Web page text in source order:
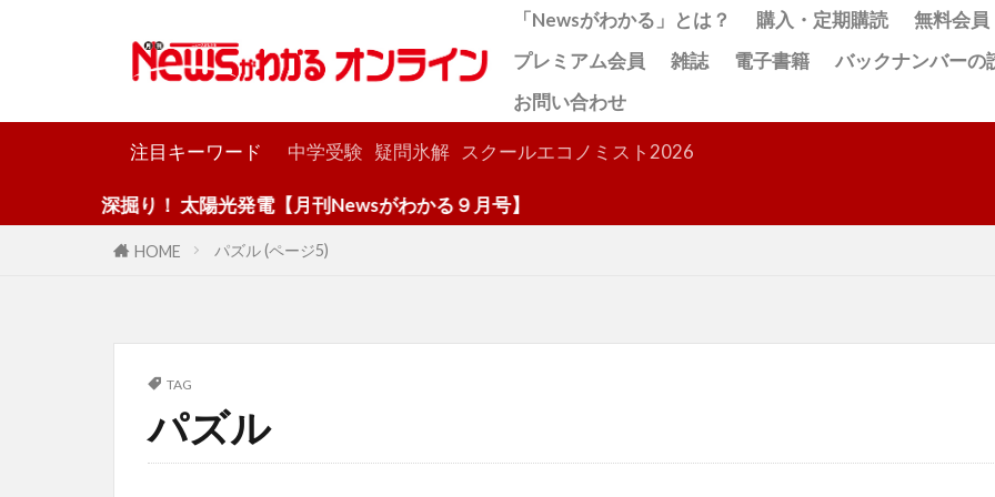
「Newsがわかる」とは？ 購入・定期購読
無料会員
プレミアム会員
雑誌 電子書籍
バックナンバーの
お問い合わせ
注目キーワード 中学受験 疑問氷解 スクールエコノミスト2026
深掘り！ 太陽光発電【月刊Newsがわかる９月号】
HOME パズル (ページ5)
TAG
パズル
検索